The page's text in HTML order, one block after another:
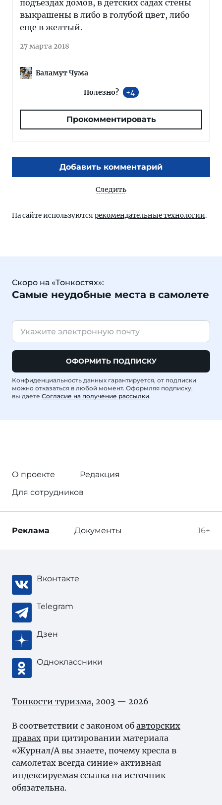
подъездах домов, в детских садах стены
выкрашены в либо в голубой цвет, либо
еще в желтый.
27 марта 2018
Баламут Чума
Полезно? 4
Прокомментировать
Добавить комментарий
Следить
На сайте используются рекомендательные технологии.
Скоро на «Тонкостях»:
Самые неудобные места в самолете
ОФОРМИТЬ ПОДПИСКУ
Конфиденциальность данных гарантируется, от подписки
можно отказаться в любой момент. Оформляя подписку,
вы даете Согласие на получение рассылки.
О проекте
Редакция
Для сотрудников
16+
Реклама Документы
Вконтакте
Telegram
Дзен
Одноклассники
Тонкости туризма, 2003 — 2026
В соответствии с законом об авторских
правах при цитировании материала
«Журнал/А вы знаете, почему кресла в
самолетах всегда синие» активная
индексируемая ссылка на источник
обязательна.